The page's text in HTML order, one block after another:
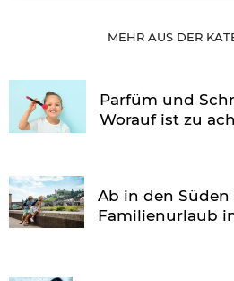
MEHR AUS DER
Parfüm und
Worauf ist zu
Ab in den
Familienurlaub